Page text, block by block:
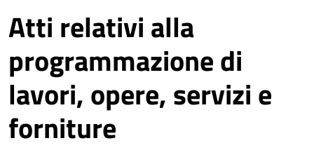
Atti relativi alla
programmazione di
lavori, opere, servizi e
forniture